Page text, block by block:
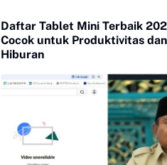
Daftar Tablet Mini Terbaik
Cocok untuk Produktivitas dan
Hiburan